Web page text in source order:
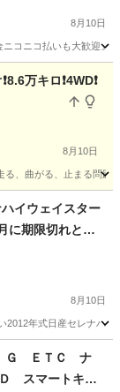
8月10日
コニコ払いも大歓迎
万キロ❗️4WD❗️
8月10日
、曲がる、止まる問
イウェイスター
に期限切れとな
で、傷一つあ
8月10日
2012年式日産セレナハ
Ｇ ＥＴＣ ナ
スマートキ